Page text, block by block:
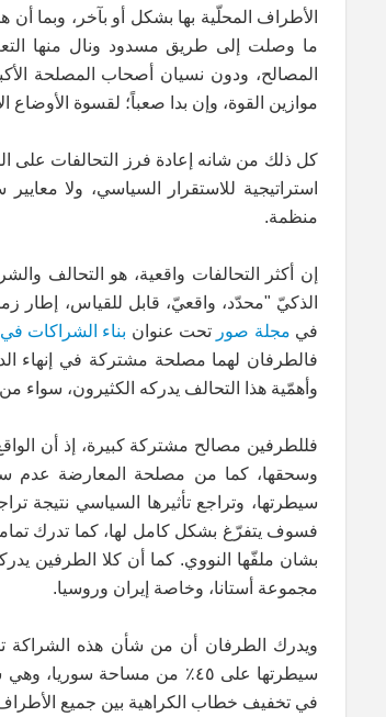
الأطراف المحلّية بها بشكل أو بآخر، وبما أن
ما وصلت إلى طريق مسدود ونال منها
المصالح، ودون نسيان أصحاب المصلحة
موازين القوة، وإن بدا صعباً؛ لقسوة
كل ذلك من شانه إعادة فرز التحالفات على
استراتيجية للاستقرار السياسي، ولا
منظمة.
إن أكثر التحالفات واقعية، هو التحالف
الذكيّ "محدّد، واقعيّ، قابل للقياس، إطار
في مجلة صور تحت عنوان بناء الشراكات
فالطرفان لهما مصلحة مشتركة في إنهاء
وأهمّية هذا التحالف يدركه الكثيرون، سواء
فللطرفين مصالح مشتركة كبيرة، إذ أن
وسحقها، كما من مصلحة المعارضة عدم
سيطرتها، وتراجع تأثيرها السياسي نتيجة
فسوف يتفرّغ بشكل كامل لها، كما تدرك تماماً
بشان ملفّها النووي. كما أن كلا الطرفين
مجموعة أستانا، وخاصة إيران وروسيا.
ويدرك الطرفان أن من شأن هذه الشراكة
سيطرتها على ٤٥٪ من مساحة
في تخفيف خطاب الكراهية بين جميع